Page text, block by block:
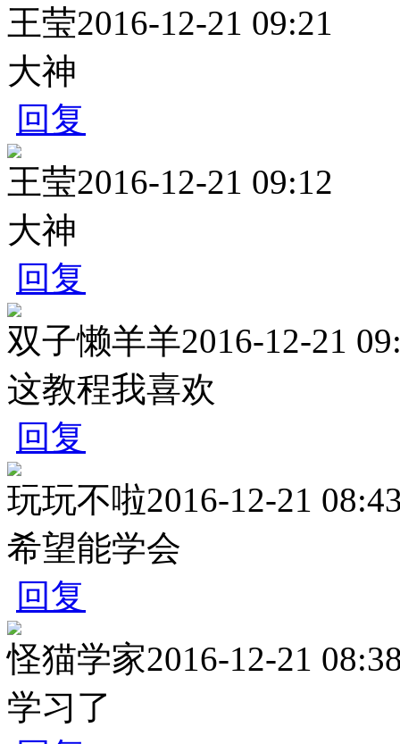
王莹2016-12-21 09:21
大神
回复
王莹2016-12-21 09:12
大神
回复
双子懒羊羊2016-12-21
这教程我喜欢
回复
玩玩不啦2016-12-21
希望能学会
回复
怪猫学家2016-12-21
学习了